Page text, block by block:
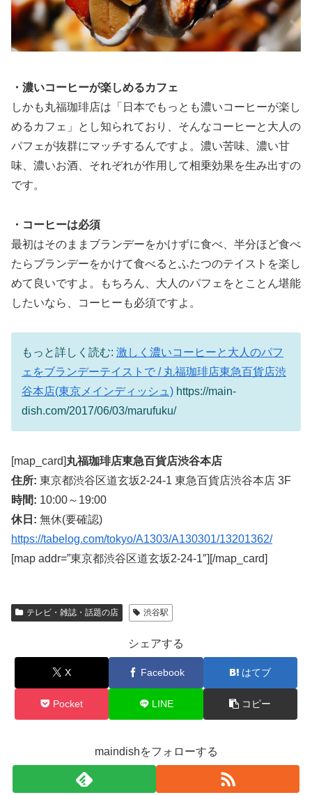
・濃いコーヒーが楽しめるカフェ
しかも丸福珈琲店は「日本でもっとも濃いコーヒーが楽し
めるカフェ」とし知られており、そんなコーヒーと大人の
パフェが抜群にマッチするんですよ。濃い苦味、濃い甘
味、濃いお酒、それぞれが作用して相乗効果を生み出すの
です。
・コーヒーは必須
最初はそのままブランデーをかけずに食べ、半分ほど食べ
たらブランデーをかけて食べるとふたつのテイストを楽し
めて良いですよ。もちろん、大人のパフェをとことん堪能
したいなら、コーヒーも必須ですよ。
もっと詳しく読む: 激しく濃いコーヒーと大人のパフ
ェをブランデーテイストで / 丸福珈琲店東急百貨店渋
谷本店(東京メインディッシュ) https://main-
dish.com/2017/06/03/marufuku/
[map_card]丸福珈琲店東急百貨店渋谷本店
住所: 東京都渋谷区道玄坂2-24-1 東急百貨店渋谷本店 3F
時間: 10:00～19:00
休日: 無休(要確認)
https://tabelog.com/tokyo/A1303/A130301/13201362/
[map addr=”東京都渋谷区道玄坂2-24-1″][/map_card]
テレビ・雑誌・話題の店 渋谷駅
シェアする
X Facebook はてブ
Pocket LINE コピー
maindishをフォローする